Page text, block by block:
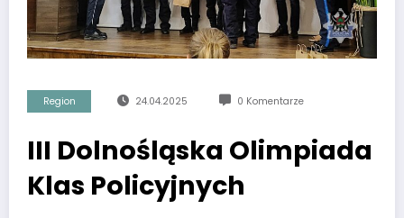
Region 24.04.2025 0 Komentarze
III Dolnośląska Olimpiada
Klas Policyjnych